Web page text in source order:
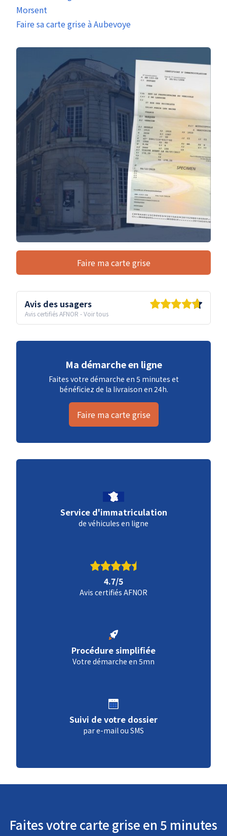
Morsent
Faire sa carte grise à Aubevoye
Faire ma carte grise
Avis des usagers
Avis certifiés AFNOR -Voir tous
Ma démarche en ligne
Faites votre démarche en 5 minutes et
bénéficiez de la livraison en 24h.
Faire ma carte grise
Service d'immatriculation
de véhicules en ligne
4.7/5
Avis certifiés AFNOR
Procédure simplifiée
Votre démarche en 5mn
Suivi de votre dossier
par e-mail ou SMS
Faites votre carte grise en 5 minutes